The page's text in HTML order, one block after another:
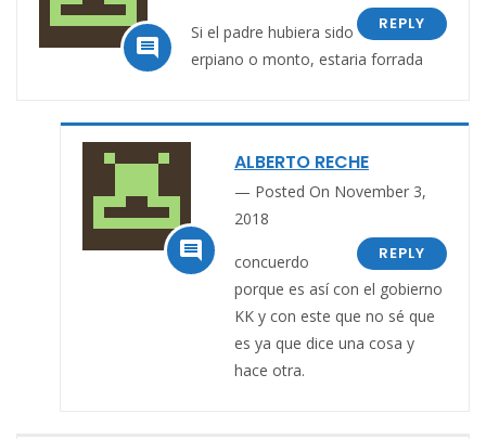

REPLY
Si el padre hubiera sido
erpiano o monto, estaria forrada

ALBERTO RECHE
Posted On November 3,
2018
REPLY
concuerdo
porque es así con el gobierno
KK y con este que no sé que
es ya que dice una cosa y
hace otra.